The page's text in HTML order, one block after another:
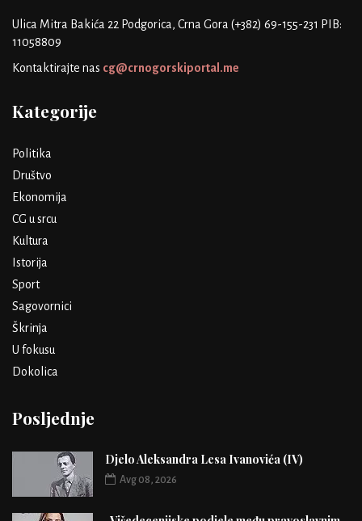
Ulica Mitra Bakića 22 Podgorica, Crna Gora (+382) 69-155-231 PIB:
11058809
Kontaktirajte nas cg@crnogorskiportal.me
Kategorije
Politika
Društvo
Ekonomija
CG u srcu
Kultura
Istorija
Sport
Sagovornici
Škrinja
U fokusu
Dokolica
Posljednje
Djelo Aleksandra Lesa Ivanovića (IV)
Avg 08, 2026